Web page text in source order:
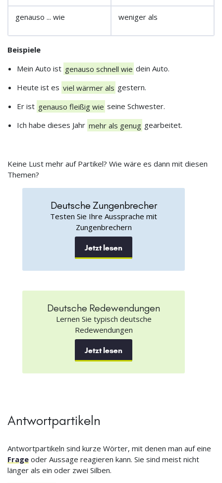
genauso ... wie weniger als
Beispiele
Mein Auto ist genauso schnell wie dein Auto.
Heute ist es viel wärmer als gestern.
Er ist genauso fleißig wie seine Schwester.
Ich habe dieses Jahr mehr als genug gearbeitet.
Keine Lust mehr auf Partikel? Wie wäre es dann mit diesen
Themen?
Deutsche Zungenbrecher
Testen Sie Ihre Aussprache mit
Zungenbrechern
Jetzt lesen
Deutsche Redewendungen
Lernen Sie typisch deutsche
Redewendungen
Jetzt lesen
Antwortpartikeln
Antwortpartikeln sind kurze Wörter, mit denen man auf eine
Frage oder Aussage reagieren kann. Sie sind meist nicht
länger als ein oder zwei Silben.